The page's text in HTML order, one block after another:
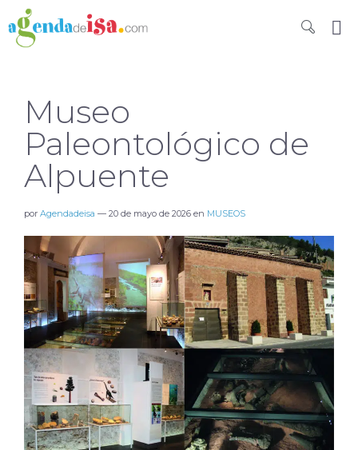
Museo
Paleontológico de
Alpuente
por Agendadeisa — 20 de mayo de 2026 en MUSEOS